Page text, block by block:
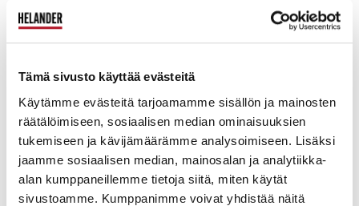
Tämä sivusto käyttää evästeitä
Käytämme evästeitä tarjoamamme sisällön ja mainosten
räätälöimiseen, sosiaalisen median ominaisuuksien
tukemiseen ja kävijämäärämme analysoimiseen. Lisäksi
jaamme sosiaalisen median, mainosalan ja analytiikka-
alan kumppaneillemme tietoja siitä, miten käytät
sivustoamme. Kumppanimme voivat yhdistää näitä
22 puutarhurin kunnossa pitämän, 170 hehtaarin
puistoalueen. Barokki puistoa on kunnostettu
mm. Kempeleen puutarhaoppilaitoksen oppilaiden